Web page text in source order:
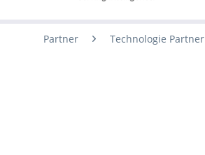
Partner Technologie Partner